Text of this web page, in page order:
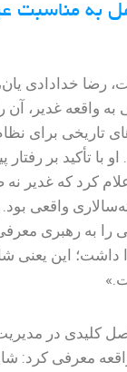
به مناسبت
رضا خدادادی
به واقعه غدیر، آن
تاریخی برای
با تأکید بر رفتار
کرد که غدیر
واقعی
را به رهبری
داشت؛ این یعنی
کلیدی در مدیریت
معرفی کرد: